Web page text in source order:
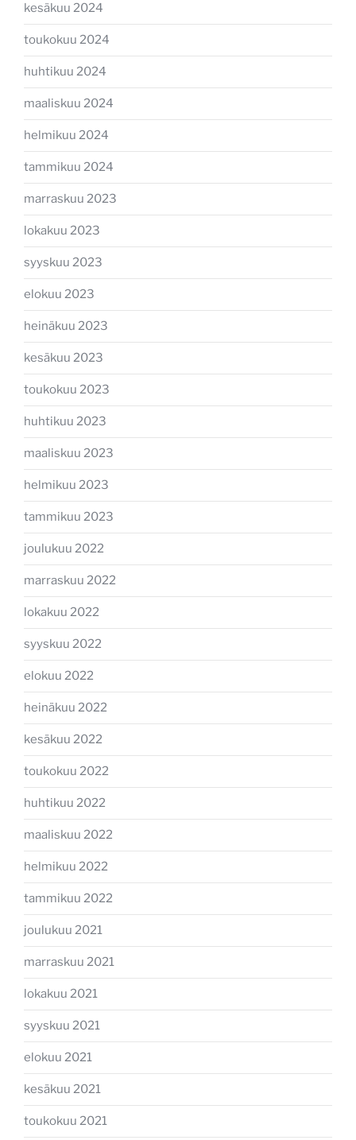
kesäkuu 2024
toukokuu 2024
huhtikuu 2024
maaliskuu 2024
helmikuu 2024
tammikuu 2024
marraskuu 2023
lokakuu 2023
syyskuu 2023
elokuu 2023
heinäkuu 2023
kesäkuu 2023
toukokuu 2023
huhtikuu 2023
maaliskuu 2023
helmikuu 2023
tammikuu 2023
joulukuu 2022
marraskuu 2022
lokakuu 2022
syyskuu 2022
elokuu 2022
heinäkuu 2022
kesäkuu 2022
toukokuu 2022
huhtikuu 2022
maaliskuu 2022
helmikuu 2022
tammikuu 2022
joulukuu 2021
marraskuu 2021
lokakuu 2021
syyskuu 2021
elokuu 2021
kesäkuu 2021
toukokuu 2021